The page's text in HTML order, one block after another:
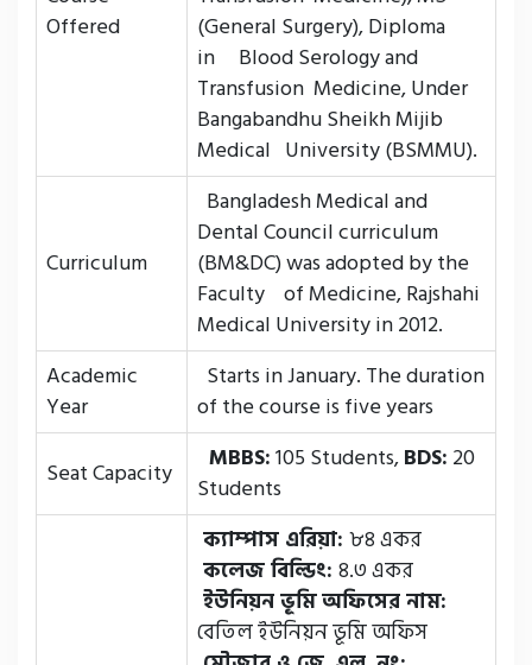
Offered
(General Surgery), Diploma
in Blood Serology and
Transfusion Medicine, Under
Bangabandhu Sheikh Mijib
Medical University (BSMMU).
Curriculum
Bangladesh Medical and
Dental Council curriculum
(BM&DC) was adopted by the
Faculty of Medicine, Rajshahi
Medical University in 2012.
Academic
Year
Starts in January. The duration
of the course is five years
Seat Capacity
MBBS:105 Students,BDS: 20
Students
ক্যাম্পাস এরিয়া: ৮৪ একর
কলেজ বিল্ডিং: ৪.৩ একর
ইউনিয়ন ভূমি অফিসের নাম:
বেতিল ইউনিয়ন ভূমি অফিস